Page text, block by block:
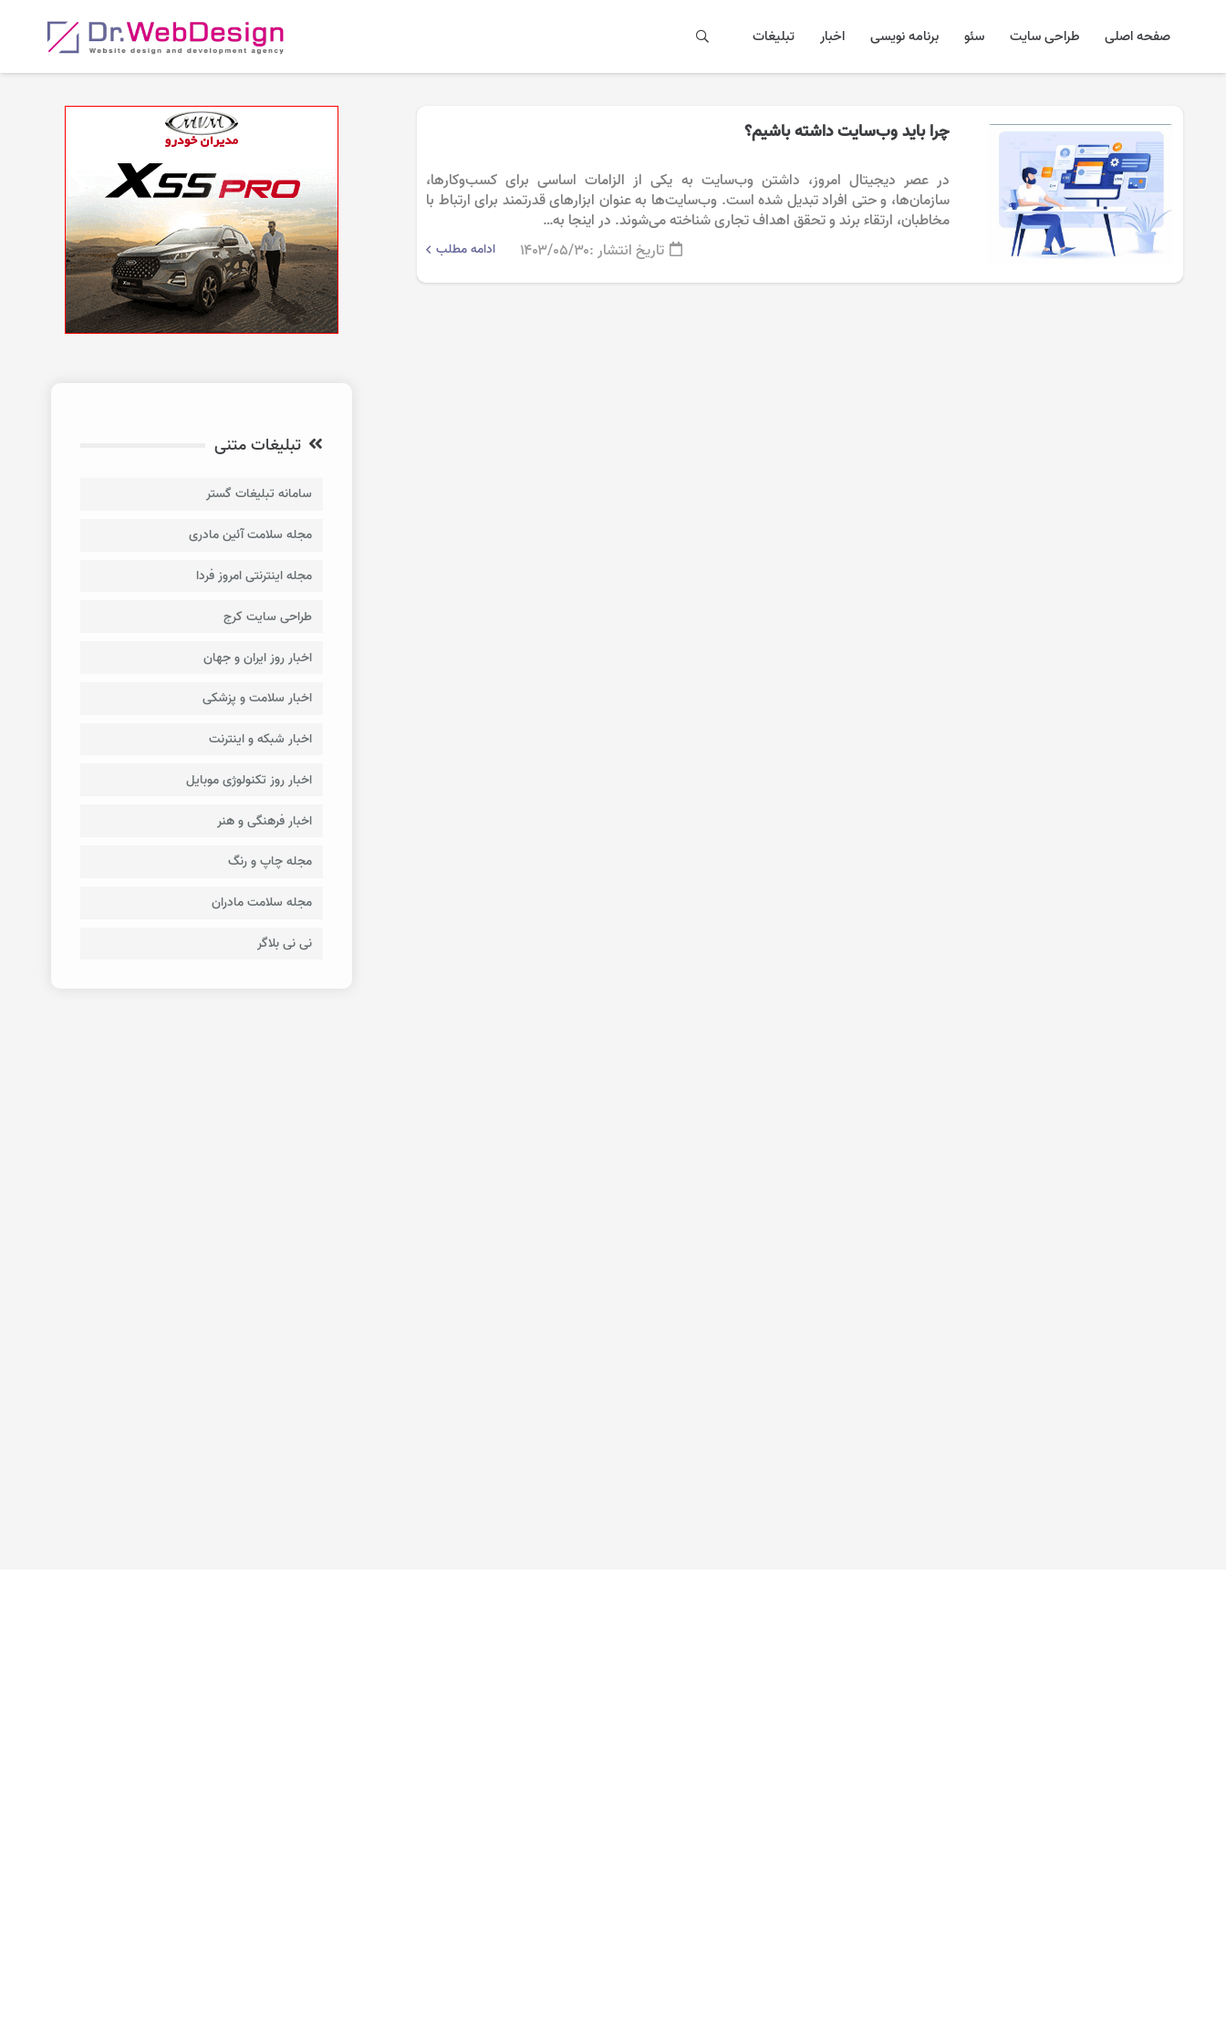
صفحه اصلی طراحی سایت سئو برنامه نویسی اخبار تبلیغات
چرا باید وب‌سایت داشته باشیم؟
در عصر دیجیتال امروز، داشتن وب‌سایت به یکی از الزامات اساسی برای کسب‌وکارها،
سازمان‌ها، و حتی افراد تبدیل شده است. وب‌سایت‌ها به عنوان ابزارهای قدرتمند برای ارتباط با
مخاطبان، ارتقاء برند و تحقق اهداف تجاری شناخته می‌شوند. در اینجا به…
تاریخ انتشار :۱۴۰۳/۰۵/۳۰ ادامه مطلب
تبلیغات متنی
سامانه تبلیغات گستر
مجله سلامت آئین مادری
مجله اینترنتی امروز فردا
طراحی سایت کرج
اخبار روز ایران و جهان
اخبار سلامت و پزشکی
اخبار شبکه و اینترنت
اخبار روز تکنولوژی موبایل
اخبار فرهنگی و هنر
مجله چاپ و رنگ
مجله سلامت مادران
نی نی بلاگر